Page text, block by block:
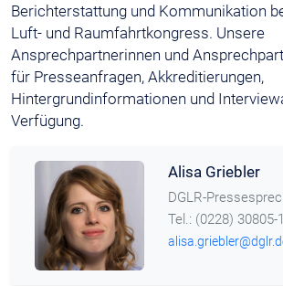
Berichterstattung und Kommunikation
Luft- und Raumfahrtkongress. Unsere
Ansprechpartnerinnen und
für Presseanfragen, Akkreditierungen,
Hintergrundinformationen und
Verfügung.
Alisa Griebler
DGLR-
Tel.: (0228) 30805-